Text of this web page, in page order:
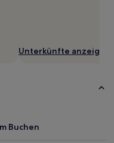
Unterkünfte anzeigen
Buchen